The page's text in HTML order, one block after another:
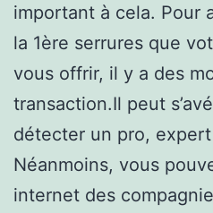
important à cela. Pour
la 1ère serrures que
vous offrir, il y a des
transaction.Il peut
détecter un pro,
Néanmoins, vous
internet des